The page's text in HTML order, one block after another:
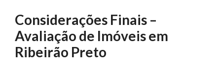
Considerações Finais –
Avaliação de Imóveis em
Ribeirão Preto